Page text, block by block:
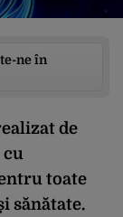
ne în
de
cu
toate
sănătate.